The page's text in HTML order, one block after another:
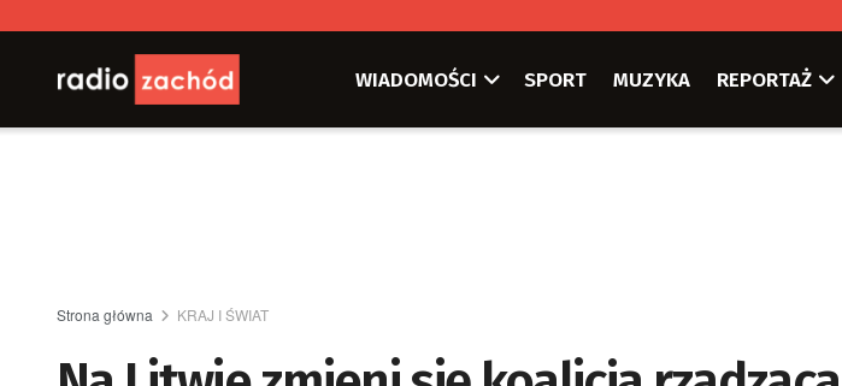
WIADOMOŚCI SPORT MUZYKA REPORTAŻ
Strona główna KRAJ I ŚWIAT